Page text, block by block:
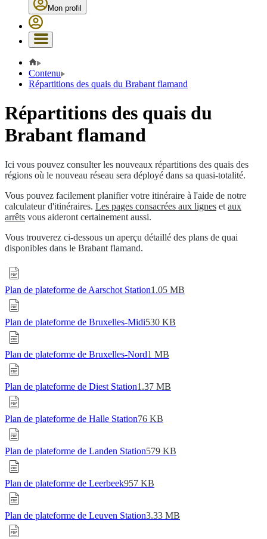
Mon profil
Contenu
Répartitions des quais du Brabant flamand
Répartitions des quais du
Brabant flamand
Ici vous pouvez consulter les nouveaux répartitions des quais des
régions où le nouveau réseau sera déployé dans sa quasi-totalité.
Vous pouvez facilement planifier votre itinéraire à l'aide de notre
calculateur d'itinéraires. Les pages consacrées aux lignes et aux
arrêts vous aideront certainement aussi.
Vous trouverez ci-dessous un aperçu détaillé des plans de quai
disponibles dans le Brabant flamand.
Plan de plateforme de Aarschot Station1.05 MB
Plan de plateforme de Bruxelles-Midi530 KB
Plan de plateforme de Bruxelles-Nord1 MB
Plan de plateforme de Diest Station1.37 MB
Plan de plateforme de Halle Station76 KB
Plan de plateforme de Landen Station579 KB
Plan de plateforme de Leerbeek957 KB
Plan de plateforme de Leuven Station3.33 MB